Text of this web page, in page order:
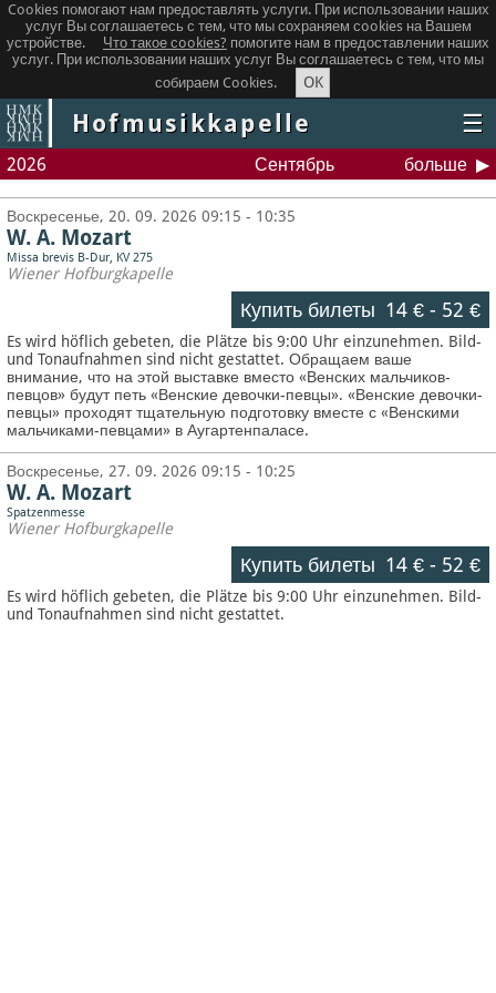
Cookies помогают нам предоставлять услуги. При использовании наших
услуг Вы соглашаетесь с тем, что мы сохраняем сookies на Вашем
устройстве.
Что такое сookies? помогите нам в предоставлении наших
услуг. При использовании наших услуг Вы соглашаетесь с тем, что мы
собираем Cookies.
OK
Hofmusikkapelle ☰
2026 Сентябрь больше
Воскресенье, 20. 09. 2026 09:15 - 10:35
W. A. Mozart
Missa brevis B-Dur, KV 275
Wiener Hofburgkapelle
Купить билеты 14 €- 52 €
Es wird höflich gebeten, die Plätze bis 9:00 Uhr einzunehmen. Bild-
und Tonaufnahmen sind nicht gestattet.Обращаем ваше
внимание, что на этой выставке вместо «Венских мальчиков-
певцов» будут петь «Венские девочки-певцы». «Венские девочки-
певцы» проходят тщательную подготовку вместе с «Венскими
мальчиками-певцами» в Аугартенпаласе.
Воскресенье, 27. 09. 2026 09:15 - 10:25
W. A. Mozart
Spatzenmesse
Wiener Hofburgkapelle
Купить билеты 14 €- 52 €
Es wird höflich gebeten, die Plätze bis 9:00 Uhr einzunehmen. Bild-
und Tonaufnahmen sind nicht gestattet.